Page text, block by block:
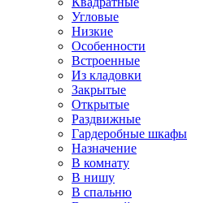
Угловые
Низкие
Особенности
Встроенные
Из кладовки
Закрытые
Открытые
Раздвижные
Гардеробные шкафы
Назначение
В комнату
В нишу
В спальню